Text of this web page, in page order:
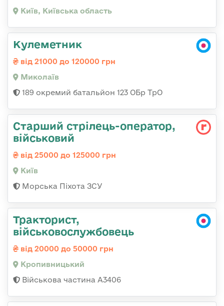
Київ, Київська область
Кулеметник
від 21000 до 120000 грн
Миколаїв
189 окремий батальйон 123 ОБр ТрО
Стаpший стpілець-опеpатоp,
військовий
від 25000 до 125000 грн
Київ
Морська Піхота ЗСУ
Тракторист,
військовослужбовець
від 20000 до 50000 грн
Кропивницький
Військова частина А3406